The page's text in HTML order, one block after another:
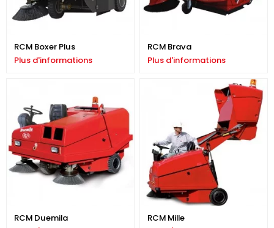
RCM Boxer Plus
Plus d'informations
RCM Brava
Plus d'informations
RCM Duemila
RCM Mille